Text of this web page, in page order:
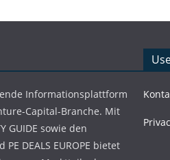
Informationsplattform
Capital-Branche. Mit
GUIDE sowie den
DEALS EUROPE bietet